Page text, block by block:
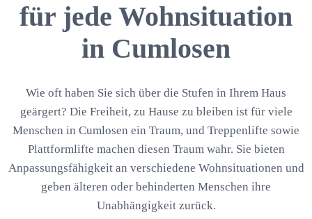
für jede Wohnsituation
in Cumlosen
Wie oft haben Sie sich über die Stufen in Ihrem Haus
geärgert? Die Freiheit, zu Hause zu bleiben ist für viele
Menschen in Cumlosen ein Traum, und Treppenlifte sowie
Plattformlifte machen diesen Traum wahr. Sie bieten
Anpassungsfähigkeit an verschiedene Wohnsituationen und
geben älteren oder behinderten Menschen ihre
Unabhängigkeit zurück.